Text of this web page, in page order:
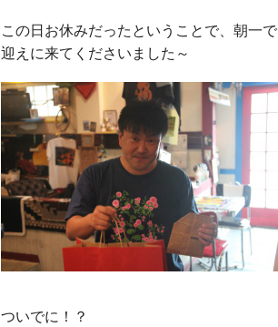
この日お休みだったということで、朝一で
迎えに来てくださいました～
ついでに！？